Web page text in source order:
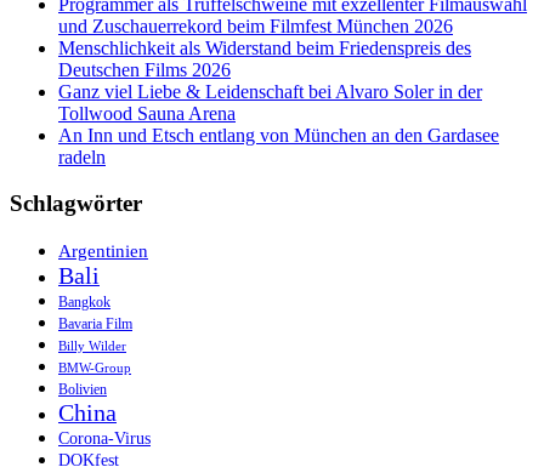
und Zuschauerrekord beim Filmfest München 2026
Menschlichkeit als Widerstand beim Friedenspreis des
Deutschen Films 2026
Ganz viel Liebe & Leidenschaft bei Alvaro Soler in der
Tollwood Sauna Arena
An Inn und Etsch entlang von München an den Gardasee
radeln
Schlagwörter
Argentinien
Bali
Bangkok
Bavaria Film
Billy Wilder
BMW-Group
Bolivien
China
Corona-Virus
DOKfest